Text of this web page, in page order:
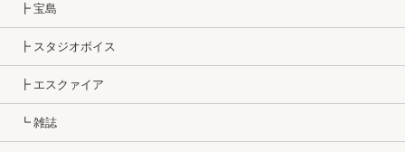
┣ 宝島
┣ スタジオボイス
┣ エスクァイア
┗ 雑誌